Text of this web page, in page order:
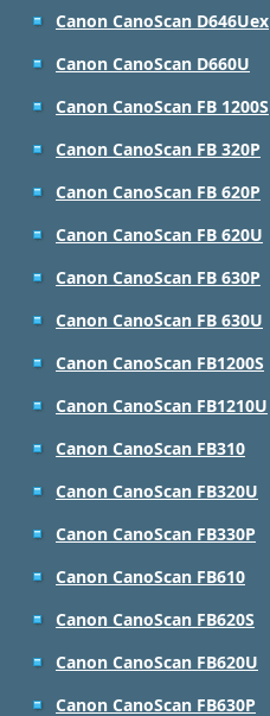
Canon CanoScan D646Uex
Canon CanoScan D660U
Canon CanoScan FB 1200S
Canon CanoScan FB 320P
Canon CanoScan FB 620P
Canon CanoScan FB 620U
Canon CanoScan FB 630P
Canon CanoScan FB 630U
Canon CanoScan FB1200S
Canon CanoScan FB1210U
Canon CanoScan FB310
Canon CanoScan FB320U
Canon CanoScan FB330P
Canon CanoScan FB610
Canon CanoScan FB620S
Canon CanoScan FB620U
Canon CanoScan FB630P